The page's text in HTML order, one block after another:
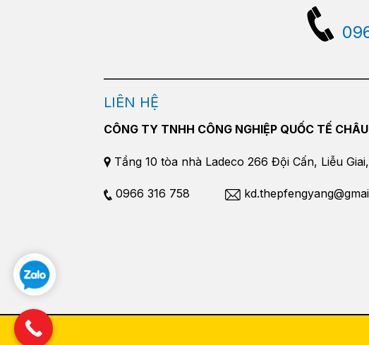
LIÊN HỆ
CÔNG TY TNHH CÔNG NGHIỆP QUỐC TẾ
Tầng 10 tòa nhà Ladeco 266 Đội Cấn, Liễu
0966 316 758